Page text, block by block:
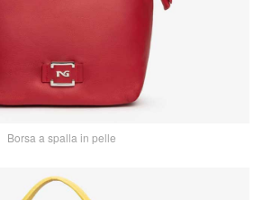
Borsa a spalla in pelle